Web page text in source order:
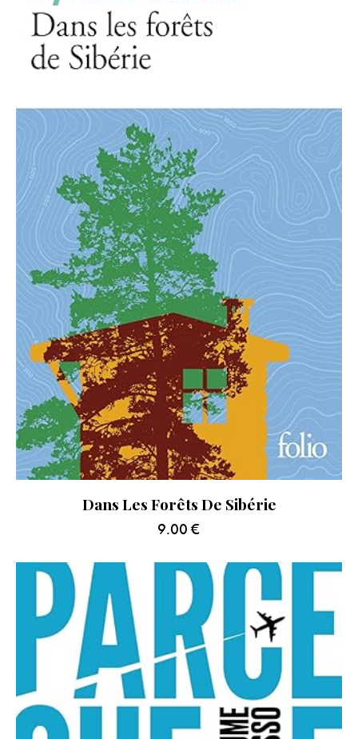
Dans Les Forêts De Sibérie
9.00 €